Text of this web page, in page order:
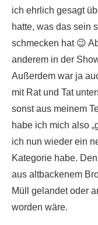
ich ehrlich gesagt
hatte, was das sein
schmecken hat 😉
anderem in der
Außerdem war ja
mit Rat und Tat
sonst aus meinem
habe ich mich also
ich nun wieder ein
Kategorie habe.
aus altbackenem
Müll gelandet oder
worden wäre.